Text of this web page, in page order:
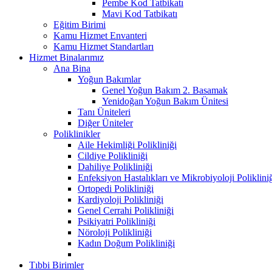
Pembe Kod Tatbikatı
Mavi Kod Tatbikatı
Eğitim Birimi
Kamu Hizmet Envanteri
Kamu Hizmet Standartları
Hizmet Binalarımız
Ana Bina
Yoğun Bakımlar
Genel Yoğun Bakım 2. Basamak
Yenidoğan Yoğun Bakım Ünitesi
Tanı Üniteleri
Diğer Üniteler
Poliklinikler
Aile Hekimliği Polikliniği
Cildiye Polikliniği
Dahiliye Polikliniği
Enfeksiyon Hastalıkları ve Mikrobiyoloji
Ortopedi Polikliniği
Kardiyoloji Polikliniği
Genel Cerrahi Polikliniği
Psikiyatri Polikliniği
Nöroloji Polikliniği
Kadın Doğum Polikliniği
Tıbbi Birimler